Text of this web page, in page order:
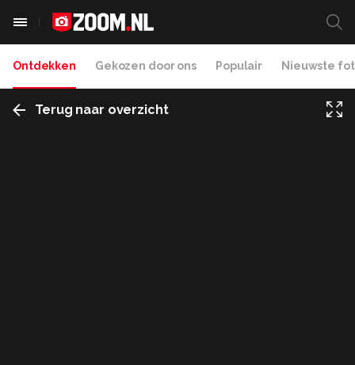
Ontdekken Gekozen door ons Populair Nieuwste
Terug naar overzicht